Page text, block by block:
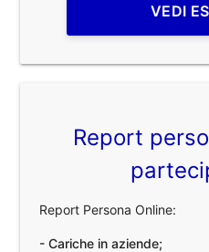
VEDI
Report
Report Persona Online:
- Cariche in aziende;